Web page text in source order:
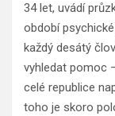
34 let, uvádí
období
každý desátý
vyhledat pomoc
celé republice
toho je skoro